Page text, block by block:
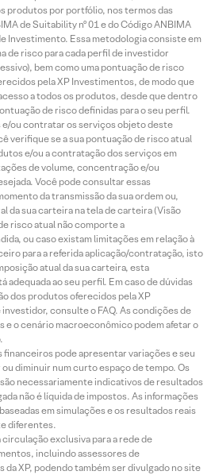
produtos por portfólio, nos termos das
de Suitability nº 01 e do Código ANBIMA
Investimento. Essa metodologia consiste em
de risco para cada perfil de investidor
bem como uma pontuação de risco
pela XP Investimentos, de modo que
a todos os produtos, desde que dentro
de risco definidas para o seu perfil.
ou contratar os serviços objeto deste
verifique se a sua pontuação de risco atual
e/ou a contratação dos serviços em
de volume, concentração e/ou
Você pode consultar essas
da transmissão da sua ordem ou,
da sua carteira na tela de carteira (Visão
risco atual não comporte a
ou caso existam limitações em relação à
para a referida aplicação/contratação, isto
atual da sua carteira, esta
adequada ao seu perfil. Em caso de dúvidas
dos produtos oferecidos pela XP
consulte o FAQ. As condições de
e o cenário macroeconômico podem afetar o
pode apresentar variações e seu
diminuir num curto espaço de tempo. Os
necessariamente indicativos de resultados
não é líquida de impostos. As informações
em simulações e os resultados reais
diferentes.
exclusiva para a rede de
incluindo assessores de
XP, podendo também ser divulgado no site